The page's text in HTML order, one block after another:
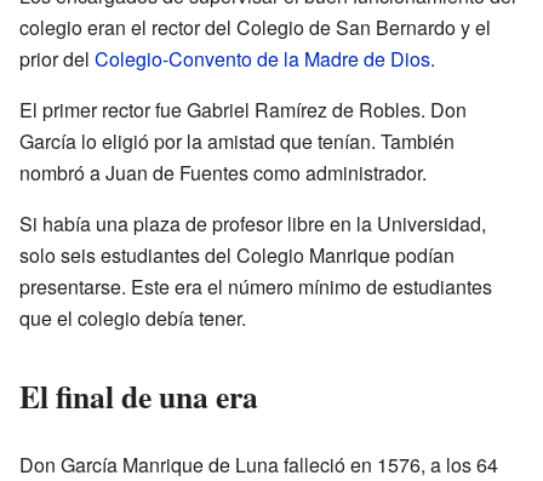
colegio eran el rector del Colegio de San Bernardo y el
prior del Colegio-Convento de la Madre de Dios.
El primer rector fue Gabriel Ramírez de Robles. Don
García lo eligió por la amistad que tenían. También
nombró a Juan de Fuentes como administrador.
Si había una plaza de profesor libre en la Universidad,
solo seis estudiantes del Colegio Manrique podían
presentarse. Este era el número mínimo de estudiantes
que el colegio debía tener.
El final de una era
Don García Manrique de Luna falleció en 1576, a los 64